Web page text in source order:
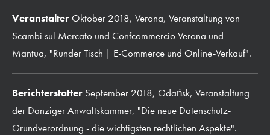
VeranstalterOktober 2018, Verona, Veranstaltung von
Scambi sul Mercato und Confcommercio Verona und
Mantua, "Runder Tisch | E-Commerce und Online-Verkauf".
Berichterstatter September 2018, Gdańsk, Veranstaltung
der Danziger Anwaltskammer, "Die neue Datenschutz-
Grundverordnung - die wichtigsten rechtlichen Aspekte".